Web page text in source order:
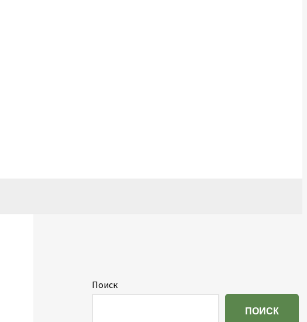
Поиск
ПОИСК